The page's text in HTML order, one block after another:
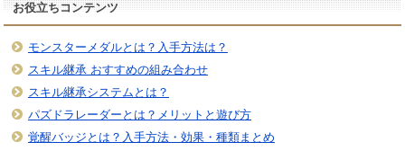
お役立ちコンテンツ
モンスターメダルとは？入手方法は？
スキル継承 おすすめの組み合わせ
スキル継承システムとは？
パズドラレーダーとは？メリットと遊び方
覚醒バッジとは？入手方法・効果・種類まとめ